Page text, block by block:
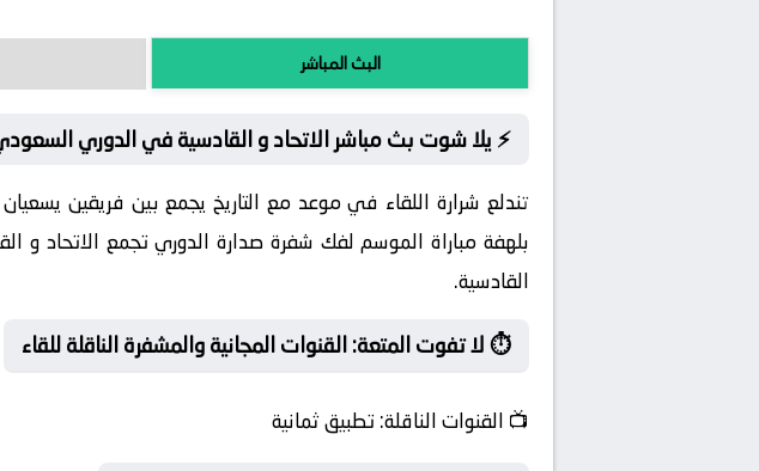
البث المباشر
⚡ يلا شوت بث مباشر الاتحاد و القادسية في الدوري
تندلع شرارة اللقاء في موعد مع التاريخ يجمع بين فريقين
بلهفة مباراة الموسم لفك شفرة صدارة الدوري تجمع الاتحاد و
القادسية.
⏱️ لا تفوت المتعة: القنوات المجانية والمشفرة الناقلة للقاء
📺 القنوات الناقلة:تطبيق ثمانية